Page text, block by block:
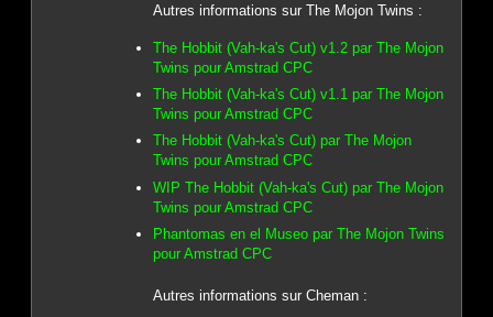
Autres informations sur The Mojon Twins :
The Hobbit (Vah-ka's Cut) v1.2 par The Mojon
Twins pour Amstrad CPC
The Hobbit (Vah-ka's Cut) v1.1 par The Mojon
Twins pour Amstrad CPC
The Hobbit (Vah-ka's Cut) par The Mojon
Twins pour Amstrad CPC
WIP The Hobbit (Vah-ka's Cut) par The Mojon
Twins pour Amstrad CPC
Phantomas en el Museo par The Mojon Twins
pour Amstrad CPC
Autres informations sur Cheman :